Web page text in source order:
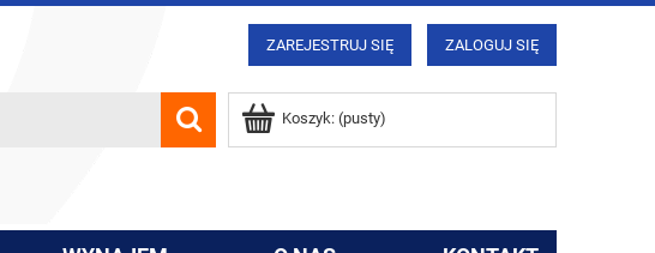
ZAREJESTRUJ SIĘ ZALOGUJ SIĘ
Koszyk: (pusty)